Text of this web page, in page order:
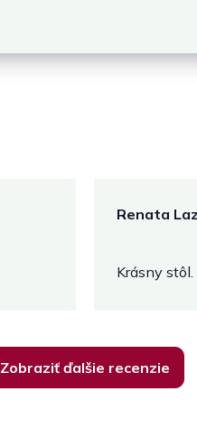
Renata
Krásny
Zobraziť ďalšie recenzie